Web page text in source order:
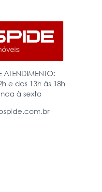
ATENDIMENTO:
e das 13h às 18h
à sexta